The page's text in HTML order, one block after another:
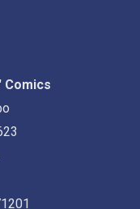
Comics